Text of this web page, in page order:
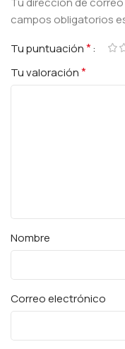
campos obligatorios
Tu puntuación*
Tu valoración*
Nombre
Correo electrónico